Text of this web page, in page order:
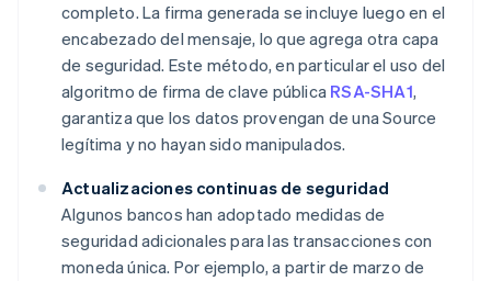
completo. La firma generada se incluye luego en el
encabezado del mensaje, lo que agrega otra capa
de seguridad. Este método, en particular el uso del
algoritmo de firma de clave pública RSA-SHA1,
garantiza que los datos provengan de una Source
legítima y no hayan sido manipulados.
Actualizaciones continuas de seguridad
Algunos bancos han adoptado medidas de
seguridad adicionales para las transacciones con
moneda única. Por ejemplo, a partir de marzo de